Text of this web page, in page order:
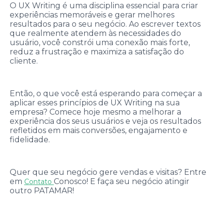
O UX Writing é uma disciplina essencial para criar
experiências memoráveis e gerar melhores
resultados para o seu negócio. Ao escrever textos
que realmente atendem às necessidades do
usuário, você constrói uma conexão mais forte,
reduz a frustração e maximiza a satisfação do
cliente.
Então, o que você está esperando para começar a
aplicar esses princípios de UX Writing na sua
empresa? Comece hoje mesmo a melhorar a
experiência dos seus usuários e veja os resultados
refletidos em mais conversões, engajamento e
fidelidade.
Quer que seu negócio gere vendas e visitas? Entre
em Contato Conosco! E faça seu negócio atingir
outro PATAMAR!